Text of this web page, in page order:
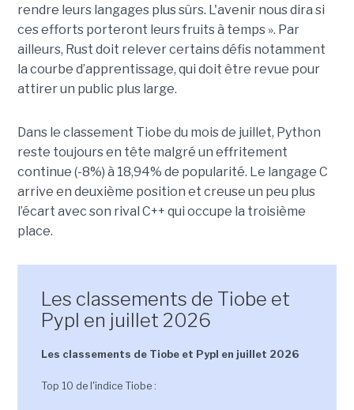
rendre leurs langages plus sûrs. L'avenir nous dira si
ces efforts porteront leurs fruits à temps ». Par
ailleurs, Rust doit relever certains défis notamment
la courbe d’apprentissage, qui doit être revue pour
attirer un public plus large.
Dans le classement Tiobe du mois de juillet, Python
reste toujours en tête malgré un effritement
continue (-8%) à 18,94% de popularité. Le langage C
arrive en deuxième position et creuse un peu plus
l’écart avec son rival C++ qui occupe la troisième
place.
Les classements de Tiobe et
Pypl en juillet 2026
Les classements de Tiobe et Pypl en juillet 2026
Top 10 de l'indice Tiobe :